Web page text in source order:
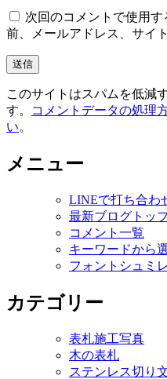
次回のコメントで使用
前、メールアドレス、サイ
このサイトはスパムを低減
す。
コメントデータの処理
い。
メニュー
LINEで打ち合わ
最新ブログトッ
コメント一覧
キーワードから
フォントシュミ
カテゴリー
表札施工写真
木の表札
ステンレス切り